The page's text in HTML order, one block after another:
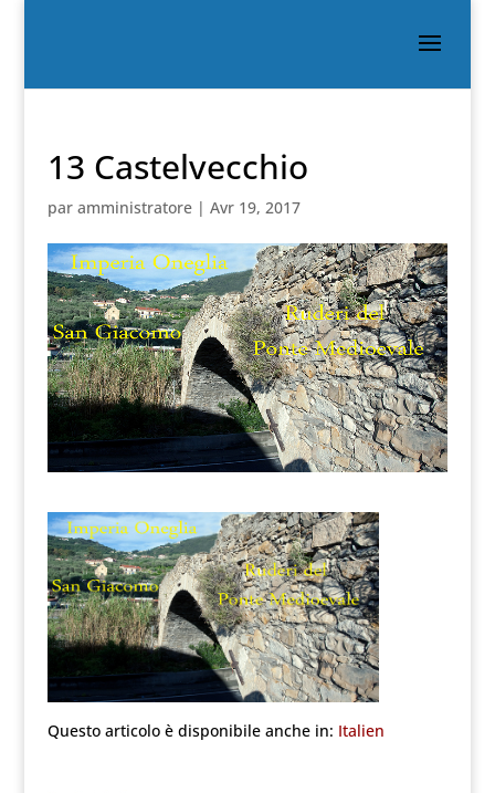
13 Castelvecchio
par amministratore| Avr 19, 2017
Questo articolo è disponibile anche in: Italien